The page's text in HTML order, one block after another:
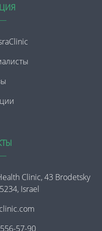
Clinic, 43 Brodetsky
Israel
57-90